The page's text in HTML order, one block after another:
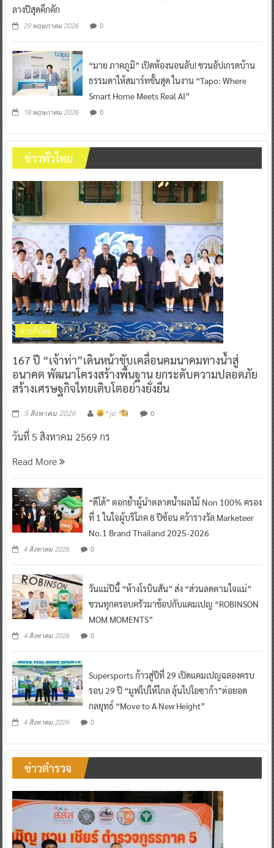
ลางปีสุดคึกคัก
29 พฤษภาคม 2026 0
“มาย ภาคภูมิ” เปิดห้องนอนลับ! ชวนอัปเกรดบ้าน
ธรรมดาให้สมาร์ทขั้นสุด ในงาน “Tapo: Where
Smart Home Meets Real AI”
18 พฤษภาคม 2026 0
ข่าวทั่วไทย
ข่าวทั่วไทย
167 ปี “เจ้าท่า”เดินหน้าขับเคลื่อนคมนาคมทางน้ำสู่
อนาคต พัฒนาโครงสร้างพื้นฐาน ยกระดับความปลอดภัย
สร้างเศรษฐกิจไทยเติบโตอย่างยั่งยืน
5 สิงหาคม 2026 ^ jo ^ 0
วันที่ 5 สิงหาคม 2569 กร
Read More
“ดีโด้” ตอกย้ำผู้นำตลาดน้ำผลไม้ Non 100% ครอง
ที่ 1 ในใจผู้บริโภค 8 ปีซ้อน คว้ารางวัล Marketeer
No.1 Brand Thailand 2025-2026
4 สิงหาคม 2026 0
วันแม่ปีนี้ “ห้างโรบินสัน” ส่ง “ส่วนลดตามใจแม่”
ชวนทุกครอบครัวมาช้อปกับแคมเปญ “ROBINSON
MOM MOMENTS”
4 สิงหาคม 2026 0
Supersports ก้าวสู่ปีที่ 29 เปิดแคมเปญฉลองครบ
รอบ 29 ปี “มูฟไปให้ไกล ลุ้นไปโอซาก้า”ต่อยอด
กลยุทธ์ “Move to A New Height”
4 สิงหาคม 2026 0
ข่าวตำรวจ